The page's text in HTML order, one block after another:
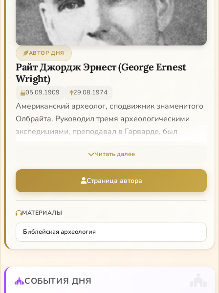
АВТОР ДНЯ
Райт Джордж Эрнест (George Ernest
Wright)
05.09.1909 29.08.1974
Американский археолог, сподвижник знаменитого
Олбрайта. Руководил тремя археологическими
экспедициями, преподавал в Гарварде, был
Основатель журнала «Библейский археолог».
Читать далее
Страница автора
МАТЕРИАЛЫ
Библейская археология
СОБЫТИЯ ДНЯ